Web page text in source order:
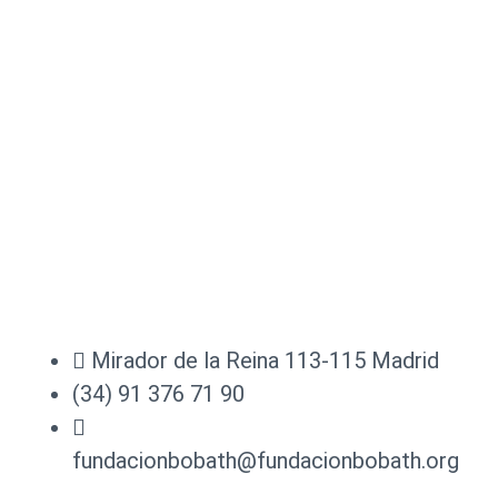
Mirador de la Reina 113-115 Madrid
(34) 91 376 71 90
fundacionbobath@fundacionbobath.org